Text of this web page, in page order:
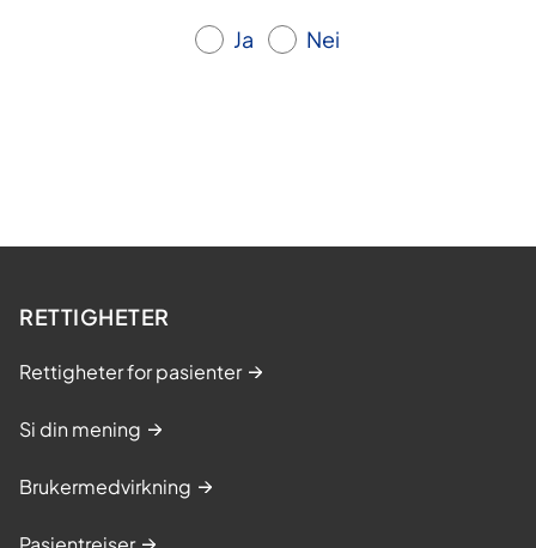
Ja Nei
RETTIGHETER
Rettigheter for pasienter
Si din mening
Brukermedvirkning